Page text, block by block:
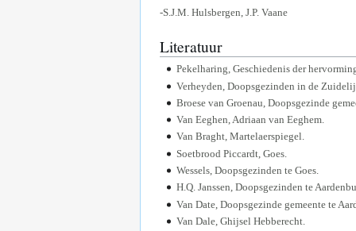
-S.J.M. Hulsbergen, J.P. Vaane
Literatuur
Pekelharing, Geschiedenis der
Verheyden, Doopsgezinden in de
Broese van Groenau, Doopsgezinde
Van Eeghen, Adriaan van Eeghem.
Van Braght, Martelaerspiegel.
Soetbrood Piccardt, Goes.
Wessels, Doopsgezinden te Goes.
H.Q. Janssen, Doopsgezinden te
Van Date, Doopsgezinde gemeente te
Van Dale, Ghijsel Hebberecht.